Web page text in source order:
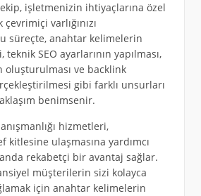
işletmenizin ihtiyaçlarına özel
varlığınızı
süreçte, anahtar kelimelerin
SEO ayarlarının yapılması,
ve backlink
gibi farklı unsurları
benimsenir.
hizmetleri,
kitlesine ulaşmasına yardımcı
rekabetçi bir avantaj sağlar.
müşterilerin sizi kolayca
için anahtar kelimelerin